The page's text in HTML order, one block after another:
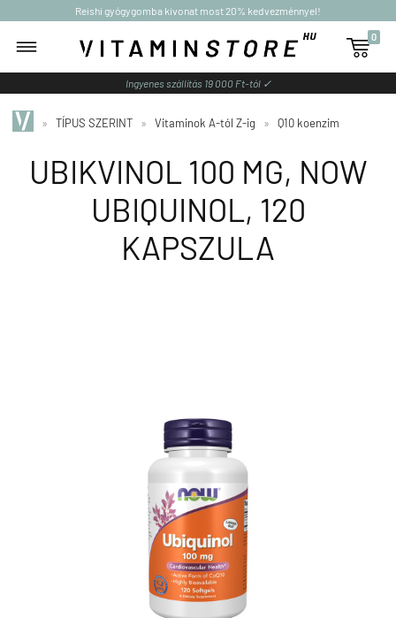
Reishi gyógygomba kivonat most 20% kedvezménnyel!

0
Ingyenes szállítás 19 000 Ft-tól ✓
» TÍPUS SZERINT » Vitaminok A-tól Z-ig » Q10 koenzim
UBIKVINOL 100 MG, NOW
UBIQUINOL, 120
KAPSZULA